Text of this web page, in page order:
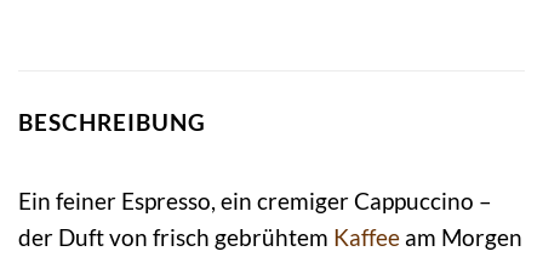
BESCHREIBUNG
Ein feiner Espresso, ein cremiger Cappuccino –
der Duft von frisch gebrühtem Kaffee am Morgen